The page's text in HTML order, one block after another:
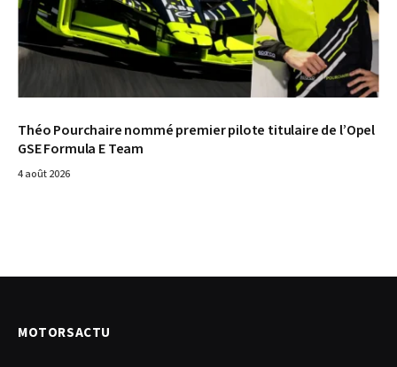
Théo Pourchaire nommé premier pilote titulaire de l’Opel
GSE Formula E Team
4 août 2026
MOTORSACTU